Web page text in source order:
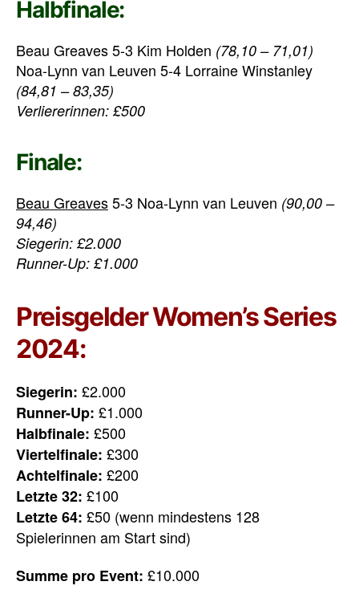
Halbfinale:
Beau Greaves 5-3 Kim Holden (78,10 – 71,01)
Noa-Lynn van Leuven 5-4 Lorraine Winstanley
(84,81 – 83,35)
Verliererinnen: £500
Finale:
Beau Greaves5-3 Noa-Lynn van Leuven (90,00 –
94,46)
Siegerin: £2.000
Runner-Up: £1.000
Preisgelder Women’s Series
2024:
Siegerin: £2.000
Runner-Up: £1.000
Halbfinale: £500
Viertelfinale: £300
Achtelfinale: £200
Letzte 32: £100
Letzte 64: £50 (wenn mindestens 128
Spielerinnen am Start sind)
Summe pro Event: £10.000